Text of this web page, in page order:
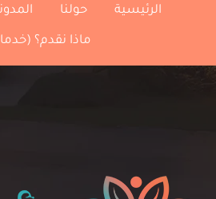
تركيب
الرئيسية حولنا
ماذا نقدم؟